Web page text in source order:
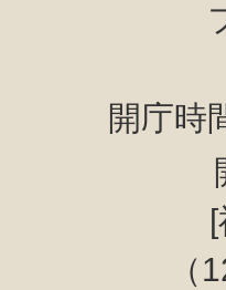
開庁時